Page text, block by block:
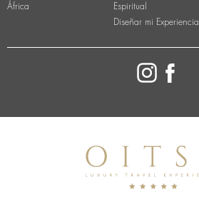
África
Espiritual
Diseñar mi Experiencia